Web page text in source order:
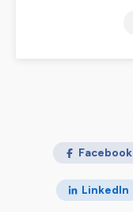
Facebook
LinkedIn